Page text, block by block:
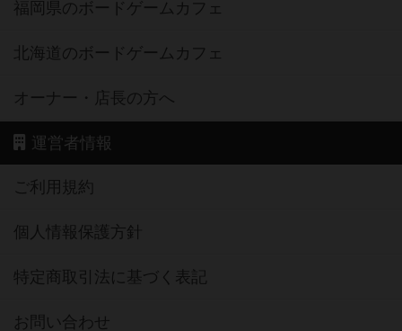
福岡県のボードゲームカフェ
北海道のボードゲームカフェ
オーナー・店長の方へ
運営者情報
ご利用規約
個人情報保護方針
特定商取引法に基づく表記
お問い合わせ